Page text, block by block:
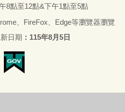
8點至12點&下午1點至5點
、FireFox、Edge等瀏覽器瀏覽
日期 115年8月5日